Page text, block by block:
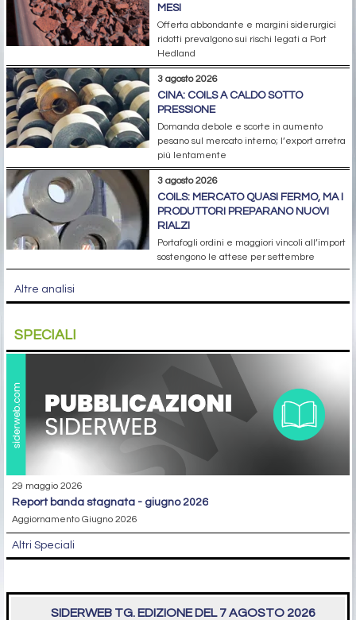
MESI
Offerta abbondante e margini siderurgici
ridotti prevalgono sui rischi legati a Port
Hedland
3 agosto 2026
CINA: COILS A CALDO SOTTO
PRESSIONE
Domanda debole e scorte in aumento
pesano sul mercato interno; l’export arretra
più lentamente
3 agosto 2026
COILS: MERCATO QUASI FERMO, MA I
PRODUTTORI PREPARANO NUOVI
RIALZI
Portafogli ordini e maggiori vincoli all’import
sostengono le attese per settembre
Altre analisi
SPECIALI
29 maggio 2026
report banda stagnata - giugno 2026
Aggiornamento Giugno 2026
Altri Speciali
SIDERWEB TG. EDIZIONE DEL 7 AGOSTO 2026